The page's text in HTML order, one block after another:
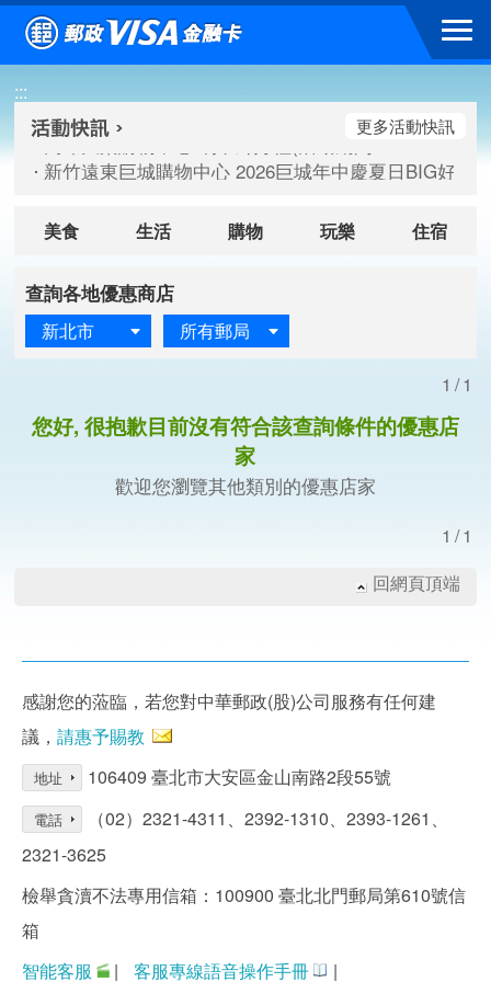
跳到主要內容區塊
:::
高雄大樂購物中心 刷卡郵好禮(活動期間：115/08/07-
臺北三創生活 有點東西第2波 刷卡郵好禮(活動期間：
高雄大樂購物中心 刷卡郵好禮(活動期間：115/08/07-
新竹遠東巨城購物中心 2026巨城年中慶夏日BIG好刷(
更多活動快訊
美食 生活 購物 玩樂 住宿
查詢各地優惠商店
新北市 所有郵局
1/1
您好, 很抱歉目前沒有符合該查詢條件的優惠店
家
歡迎您瀏覽其他類別的優惠店家
1/1
回網頁頂端
感謝您的蒞臨，若您對中華郵政(股)公司服務有任何建
議， 請惠予賜教
地址 106409 臺北市大安區金山南路2段55號
電話
（02）2321-4311、2392-1310、2393-1261、
2321-3625
檢舉貪瀆不法專用信箱：100900 臺北北門郵局第610號信
箱
智能客服
| 客服專線語音操作手冊 |